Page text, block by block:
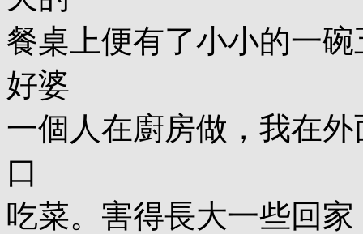
餐桌上便有了小小的一
好婆
一個人在廚房做，我在
口
吃菜。害得長大一些回